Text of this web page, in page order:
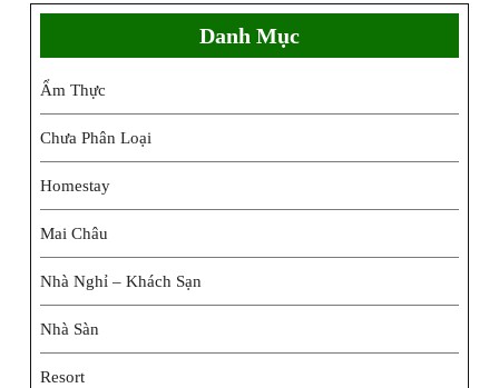
Danh Mục
Ẩm Thực
Chưa Phân Loại
Homestay
Mai Châu
Nhà Nghỉ – Khách Sạn
Nhà Sàn
Resort